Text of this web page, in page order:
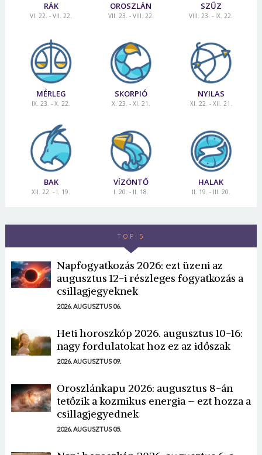
RÁK
VI. 22. - VII. 22.
OROSZLÁN
VII. 23. - VIII. 22.
SZŰZ
VIII. 23. - IX. 22.
MÉRLEG
IX. 23. - X. 22.
SKORPIÓ
X. 23. - XI. 21.
NYILAS
XI. 22. - XII. 21.
BAK
XII. 22. - I. 19.
VÍZÖNTŐ
I. 20. - II. 18.
HALAK
II. 19. - III. 20.
TOP 5
Napfogyatkozás 2026: ezt üzeni az
augusztus 12-i részleges fogyatkozás a
csillagjegyeknek
2026. AUGUSZTUS 06.
Heti horoszkóp 2026. augusztus 10-16:
nagy fordulatokat hoz ez az időszak
2026. AUGUSZTUS 09.
Oroszlánkapu 2026: augusztus 8-án
tetőzik a kozmikus energia – ezt hozza a
csillagjegyednek
2026. AUGUSZTUS 05.